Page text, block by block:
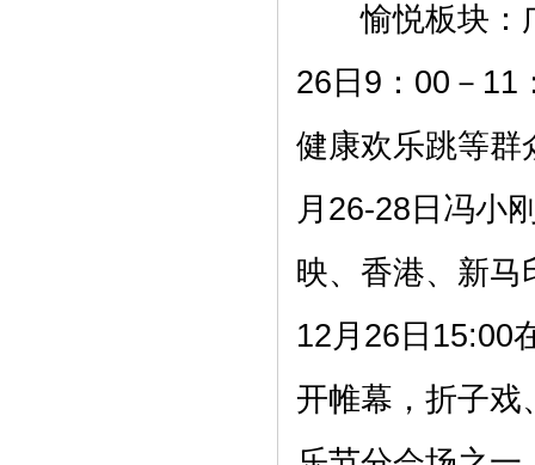
愉悦板块：广
26日9：00－11
健康欢乐跳等群
月26-28日冯小
映、香港、新马
12月26日15:00
开帷幕，折子戏